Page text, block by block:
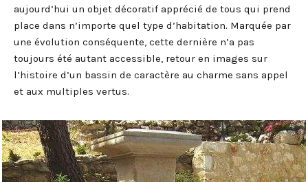
aujourd’hui un objet décoratif apprécié de tous qui prend
place dans n’importe quel type d’habitation. Marquée par
une évolution conséquente, cette dernière n’a pas
toujours été autant accessible, retour en images sur
l’histoire d’un bassin de caractère au charme sans appel
et aux multiples vertus.